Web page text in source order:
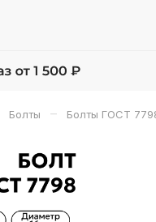
Болты – Болты ГОСТ